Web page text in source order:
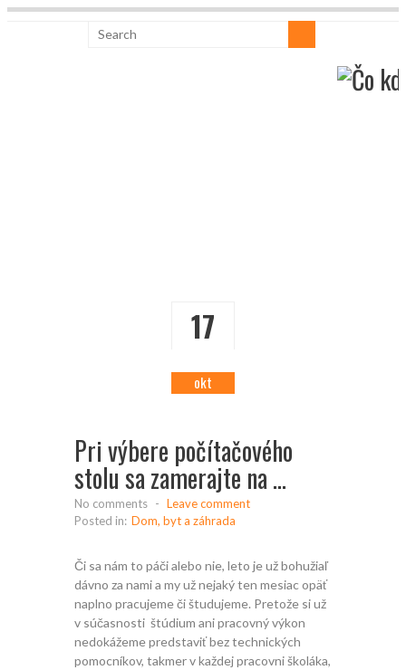
17
okt
Pri výbere počítačového
stolu sa zamerajte na …
No comments - Leave comment
Posted in: Dom, byt a záhrada
Či sa nám to páči alebo nie, leto je už bohužiaľ
dávno za nami a my už nejaký ten mesiac opäť
naplno pracujeme či študujeme. Pretože si už
v súčasnosti štúdium ani pracovný výkon
nedokážeme predstaviť bez technických
pomocníkov, takmer v každej pracovni školáka,